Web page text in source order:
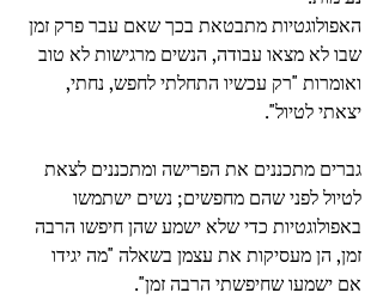
האפולוגטיות מתבטאת בכך שאם עבר פרק זמן
שבו לא מצאו עבודה, הנשים מרגישות לא טוב
ואומרות "רק עכשיו התחלתי לחפש, נחתי,
יצאתי לטיול".
גברים מתכננים את הפרישה ומתכננים לצאת
לטיול לפני שהם מחפשים; נשים ישתמשו
באפולוגטיות כדי שלא ישמע שהן חיפשו הרבה
זמן, הן מעסיקות את עצמן בשאלה "מה יגידו
אם ישמעו שחיפשתי הרבה זמן".